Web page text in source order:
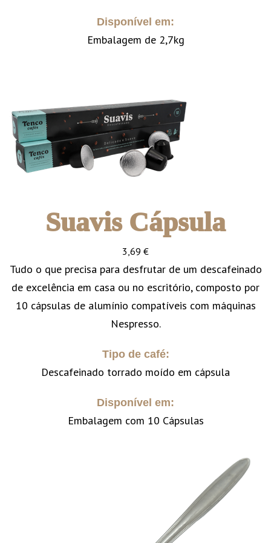
Disponível em:
Embalagem de 2,7kg
Suavis Cápsula
3,69 €
Tudo o que precisa para desfrutar de um descafeinado
de excelência em casa ou no escritório, composto por
10 cápsulas de alumínio compatíveis com máquinas
Nespresso.
Tipo de café:
Descafeinado torrado moído em cápsula
Disponível em:
Embalagem com 10 Cápsulas